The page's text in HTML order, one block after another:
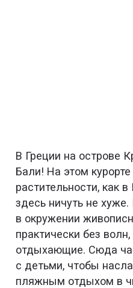
В Греции на острове
Бали! На этом
растительности, как
здесь ничуть не
в окружении
практически без
отдыхающие. Сюда
с детьми, чтобы
пляжным отдыхом в